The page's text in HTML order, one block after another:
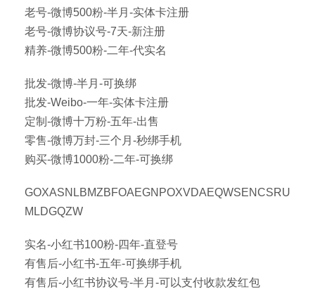
老号-微博500粉-半月-实体卡注册
老号-微博协议号-7天-新注册
精养-微博500粉-二年-代实名
批发-微博-半月-可换绑
批发-Weibo-一年-实体卡注册
定制-微博十万粉-五年-出售
零售-微博万封-三个月-秒绑手机
购买-微博1000粉-二年-可换绑
GOXASNLBMZBFOAEGNPOXVDAEQWSENCSRU
MLDGQZW
实名-小红书100粉-四年-直登号
有售后-小红书-五年-可换绑手机
有售后-小红书协议号-半月-可以支付收款发红包